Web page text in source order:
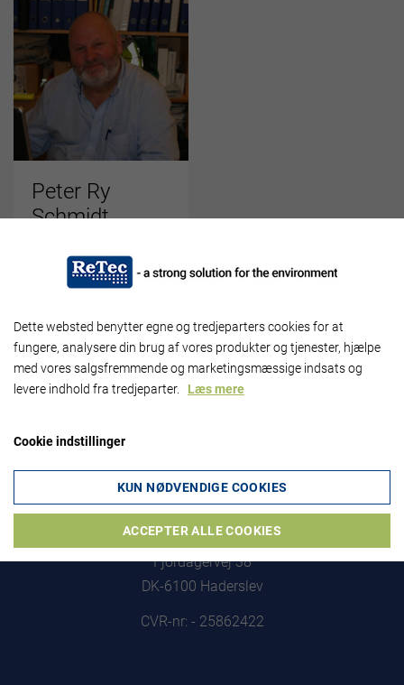
Peter Ry
Schmidt
prs@retec.dk
Mobil: +45 4091 5946
Adresse
ReTec Miljø ApS
Fjordagervej 38
DK-6100 Haderslev
CVR-nr: - 25862422
Dette websted benytter egne og tredjeparters cookies for at
fungere, analysere din brug af vores produkter og tjenester, hjælpe
med vores salgsfremmende og marketingsmæssige indsats og
levere indhold fra tredjeparter. Læs mere
Cookie indstillinger
KUN NØDVENDIGE COOKIES
ACCEPTER ALLE COOKIES